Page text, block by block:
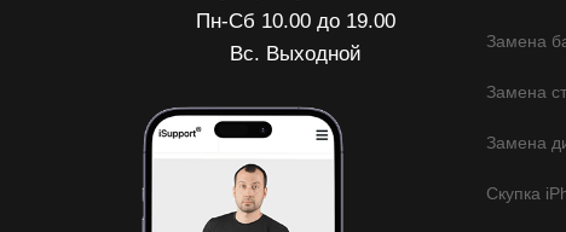
Пн-Сб 10.00 до 19.00
Вс. Выходной
Замена
Замена
Замена
Скупка